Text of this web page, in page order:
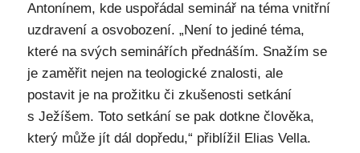
Antonínem, kde uspořádal seminář na téma vnitřní
uzdravení a osvobození. „Není to jediné téma,
které na svých seminářích přednáším. Snažím se
je zaměřit nejen na teologické znalosti, ale
postavit je na prožitku či zkušenosti setkání
s Ježíšem. Toto setkání se pak dotkne člověka,
který může jít dál dopředu,“ přiblížil Elias Vella.